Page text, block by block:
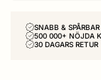
SNABB &
500 000+ NÖJDA
30 DAGARS RETUR